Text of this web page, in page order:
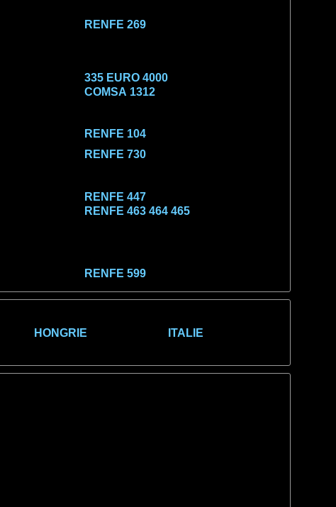
RENFE 269
335 EURO 4000
COMSA 1312
RENFE 104
RENFE 730
RENFE 447
RENFE 463 464 465
RENFE 599
HONGRIE
ITALIE